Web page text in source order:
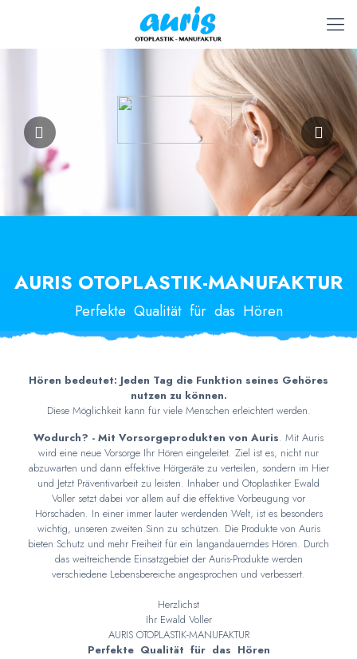
AURIS OTOPLASTIK-MANUFAKTUR
Perfekte Qualität für das Hören
Hören bedeutet: Jeden Tag die Funktion seines Gehöres
nutzen zu können.
Diese Möglichkeit kann für viele Menschen erleichtert werden.
Wodurch? - Mit Vorsorgeprodukten von Auris. Mit Auris
wird eine neue Vorsorge Ihr Hören eingeleitet. Ziel ist es, nicht nur
abzuwarten und dann effektive Hörgeräte zu verteilen, sondern im Hier
und Jetzt Präventivarbeit zu leisten. Inhaber und Otoplastiker Ewald
Voller setzt dabei vor allem auf die effektive Vorbeugung vor
Hörschäden. In einer immer lauter werdenden Welt, ist es besonders
wichtig, unseren zweiten Sinn zu schützen. Die Produkte von Auris
bieten Schutz und mehr Freiheit für ein langandauerndes Hören. Durch
das weitreichende Einsatzgebiet der Auris-Produkte werden
verschiedene Lebensbereiche angesprochen und verbessert.
Herzlichst
Ihr Ewald Voller
AURIS OTOPLASTIK-MANUFAKTUR
Perfekte Qualität für das Hören